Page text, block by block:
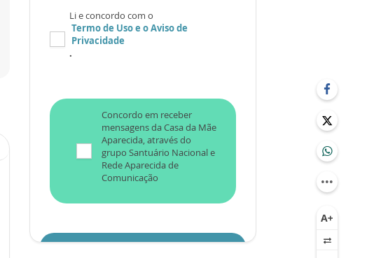
Li e concordo com o
Termo de Usoe oAviso de
Privacidade
.
Concordo em receber
mensagens da Casa da Mãe
Aparecida, através do
grupo Santuário Nacional e
Rede Aparecida de
Comunicação
ENVIAR